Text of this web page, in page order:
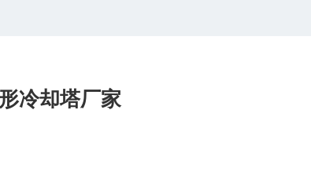
冷却塔厂家